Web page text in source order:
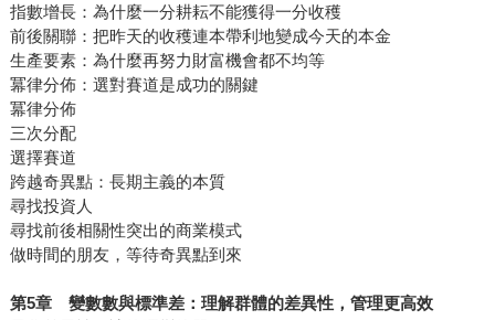
指數增長：為什麼一分耕耘不能獲得一分收穫
前後關聯：把昨天的收穫連本帶利地變成今天的本金
生產要素：為什麼再努力財富機會都不均等
冪律分佈：選對賽道是成功的關鍵
冪律分佈
三次分配
選擇賽道
跨越奇異點：長期主義的本質
尋找投資人
尋找前後相關性突出的商業模式
做時間的朋友，等待奇異點到來
第5章 變數數與標準差：理解群體的差異性，管理更高效